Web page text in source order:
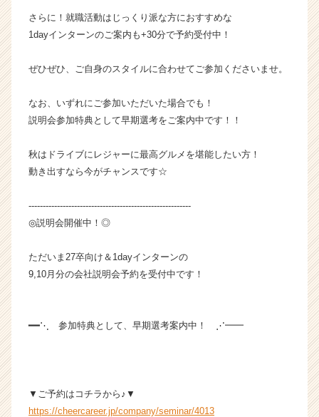
ベ
ン
ー・
長
企
か
ら
届
く
イ
キ
ャ
さらに！就職活動はじっくり派な方におすすめな
1dayインターンのご案内も+30分で予約受付中！
ぜひぜひ、ご自身のスタイルに合わせてご参加くださいませ。
なお、いずれにご参加いただいた場合でも！
説明会参加特典として早期選考をご案内中です！！
秋はドライブにレジャーに最高グルメを堪能したい方！
動き出すなら今がチャンスです☆
---------------------------------------------------------
◎説明会開催中！◎
ただいま27卒向け＆1dayインターンの
9,10月分の会社説明会予約を受付中です！
━━⋱ 参加特典として、早期選考案内中！ ⋰━━
▼ご予約はコチラから♪▼
https://cheercareer.jp/company/seminar/4013